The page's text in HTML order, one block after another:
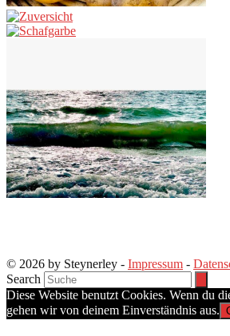
© 2026 by Steynerley - Impressum -
Search
Diese Website benutzt Cookies. Wenn du
gehen wir von deinem Einverständnis aus.